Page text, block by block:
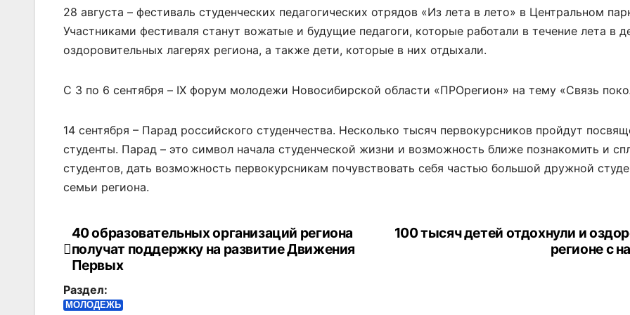
28 августа – фестиваль студенческих педагогических отрядов «Из лета в лето» в Центральном
Участниками фестиваля станут вожатые и будущие педагоги, которые работали в течение лета в
оздоровительных лагерях региона, а также дети, которые в них отдыхали.
С 3 по 6 сентября – IX форум молодежи Новосибирской области «ПРОрегион» на тему «Связь
14 сентября – Парад российского студенчества. Несколько тысяч первокурсников пройдут
студенты. Парад – это символ начала студенческой жизни и возможность ближе познакомить и
студентов, дать возможность первокурсникам почувствовать себя частью большой дружной
семьи региона.
Навигация
по
записям
100 тысяч детей отдохнули и
регионе с
40 образовательных организаций региона
получат поддержку на развитие Движения
Первых
Раздел:
МОЛОДЕЖЬ